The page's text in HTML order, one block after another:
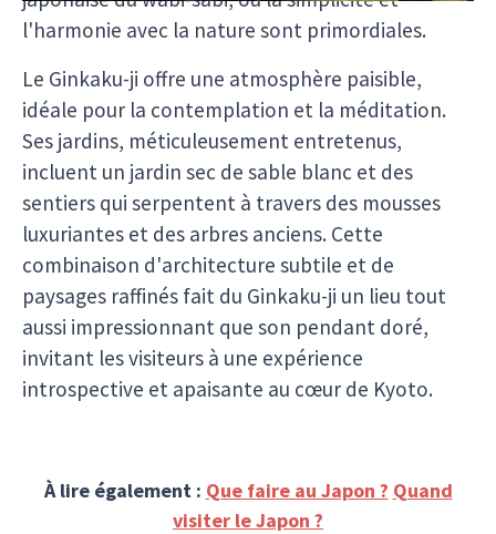
l'harmonie avec la nature sont primordiales.
Le Ginkaku-ji offre une atmosphère paisible,
idéale pour la contemplation et la méditation.
Ses jardins, méticuleusement entretenus,
incluent un jardin sec de sable blanc et des
sentiers qui serpentent à travers des mousses
luxuriantes et des arbres anciens. Cette
combinaison d'architecture subtile et de
paysages raffinés fait du Ginkaku-ji un lieu tout
aussi impressionnant que son pendant doré,
invitant les visiteurs à une expérience
introspective et apaisante au cœur de Kyoto.
À lire également : Que faire au Japon ? Quand
visiter le Japon ?